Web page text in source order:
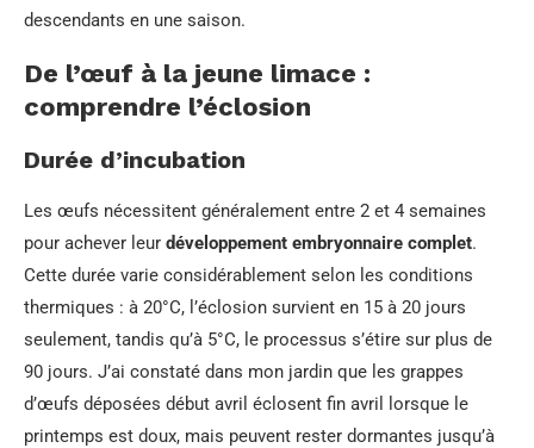
descendants en une saison.
De l’œuf à la jeune limace :
comprendre l’éclosion
Durée d’incubation
Les œufs nécessitent généralement entre 2 et 4 semaines
pour achever leur développement embryonnaire complet.
Cette durée varie considérablement selon les conditions
thermiques : à 20°C, l’éclosion survient en 15 à 20 jours
seulement, tandis qu’à 5°C, le processus s’étire sur plus de
90 jours. J’ai constaté dans mon jardin que les grappes
d’œufs déposées début avril éclosent fin avril lorsque le
printemps est doux, mais peuvent rester dormantes jusqu’à